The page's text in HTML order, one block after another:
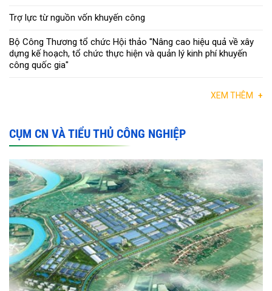
Trợ lực từ nguồn vốn khuyến công
Bộ Công Thương tổ chức Hội thảo "Nâng cao hiệu quả về xây
dựng kế hoạch, tổ chức thực hiện và quản lý kinh phí khuyến
công quốc gia"
XEM THÊM +
CỤM CN VÀ TIỂU THỦ CÔNG NGHIỆP